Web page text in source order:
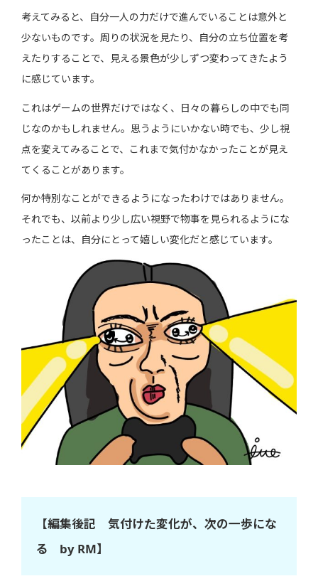
考えてみると、自分一人の力だけで進んでいることは意外と
少ないものです。周りの状況を見たり、自分の立ち位置を考
えたりすることで、見える景色が少しずつ変わってきたよう
に感じています。
これはゲームの世界だけではなく、日々の暮らしの中でも同
じなのかもしれません。思うようにいかない時でも、少し視
点を変えてみることで、これまで気付かなかったことが見え
てくることがあります。
何か特別なことができるようになったわけではありません。
それでも、以前より少し広い視野で物事を見られるようにな
ったことは、自分にとって嬉しい変化だと感じています。
【編集後記 気付けた変化が、次の一歩にな
る by RM】